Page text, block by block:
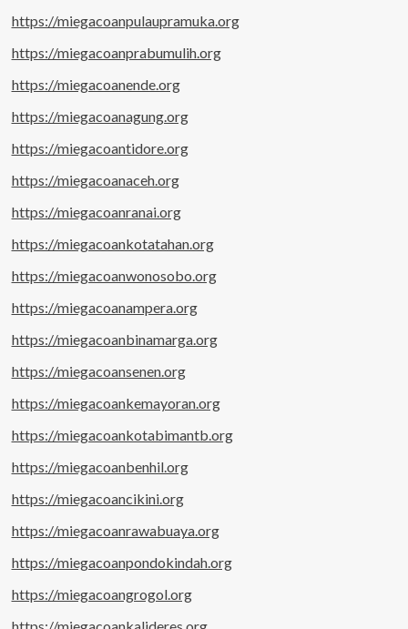
https://miegacoanpulaupramuka.org
https://miegacoanprabumulih.org
https://miegacoanende.org
https://miegacoanagung.org
https://miegacoantidore.org
https://miegacoanaceh.org
https://miegacoanranai.org
https://miegacoankotatahan.org
https://miegacoanwonosobo.org
https://miegacoanampera.org
https://miegacoanbinamarga.org
https://miegacoansenen.org
https://miegacoankemayoran.org
https://miegacoankotabimantb.org
https://miegacoanbenhil.org
https://miegacoancikini.org
https://miegacoanrawabuaya.org
https://miegacoanpondokindah.org
https://miegacoangrogol.org